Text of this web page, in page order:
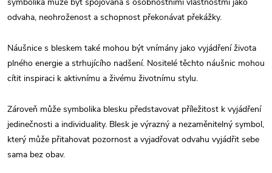
odvaha, neohroženost a schopnost překonávat překážky.
Náušnice s bleskem také mohou být vnímány jako vyjádření života
plného energie a strhujícího nadšení. Nositelé těchto náušnic mohou
cítit inspiraci k aktivnímu a živému životnímu stylu.
Zároveň může symbolika blesku představovat příležitost k vyjádření
jedinečnosti a individuality. Blesk je výrazný a nezaměnitelný symbol,
který může přitahovat pozornost a vyjadřovat odvahu vyjádřit sebe
sama bez obav.